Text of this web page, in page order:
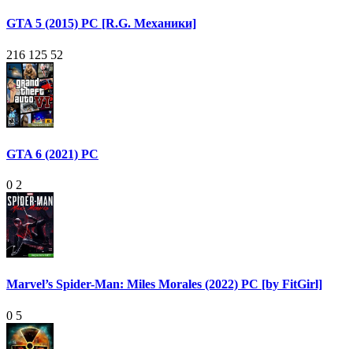
GTA 5 (2015) PC [R.G. Механики]
216 125 52
GTA 6 (2021) PC
0 2
Marvel’s Spider-Man: Miles Morales (2022) PC [by FitGirl]
0 5